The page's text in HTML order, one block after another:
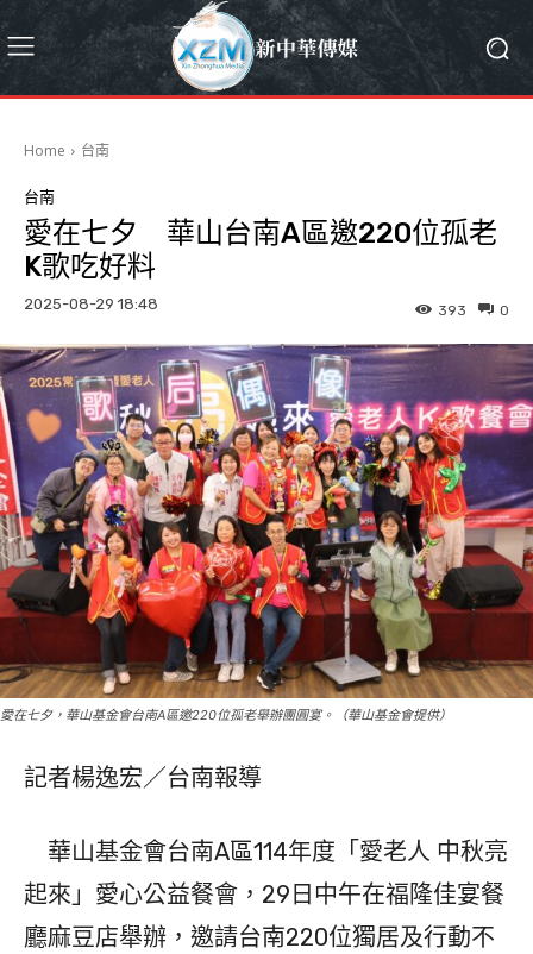
Home 台南
台南
愛在七夕 華山台南A區邀220位孤老
K歌吃好料
2025-08-29 18:48 0
393
愛在七夕，華山基金會台南A區邀220位孤老舉辦團圓宴。（華山基金會提供）
記者楊逸宏／台南報導
華山基金會台南A區114年度「愛老人 中秋亮
起來」愛心公益餐會，29日中午在福隆佳宴餐
廳麻豆店舉辦，邀請台南220位獨居及行動不